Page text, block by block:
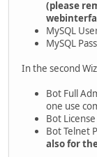
(please
MySQL
MySQL
In the second
Bot Full
one use
Bot
Bot Telnet
also for